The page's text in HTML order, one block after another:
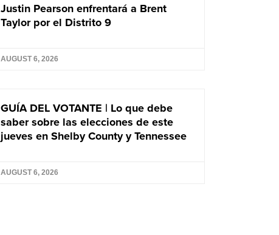
Justin Pearson enfrentará a Brent
Taylor por el Distrito 9
AUGUST 6, 2026
GUÍA DEL VOTANTE | Lo que debe
saber sobre las elecciones de este
jueves en Shelby County y Tennessee
AUGUST 6, 2026